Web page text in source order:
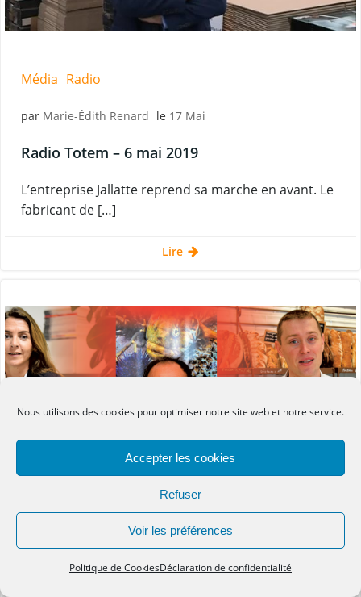
Nous utilisons des cookies pour optimiser notre site web et notre service.
Accepter les cookies
Refuser
Voir les préférences
Politique de CookiesDéclaration de confidentialité
Média Radio
par Marie-Édith Renard le 17 Mai
Radio Totem – 6 mai 2019
L’entreprise Jallatte reprend sa marche en avant. Le
fabricant de […]
Lire
Média Presse régionale